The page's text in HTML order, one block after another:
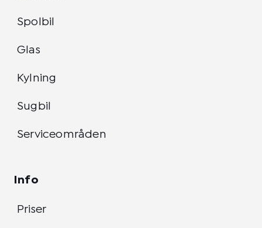
Spolbil
Glas
Kylning
Sugbil
Serviceområden
Info
Priser